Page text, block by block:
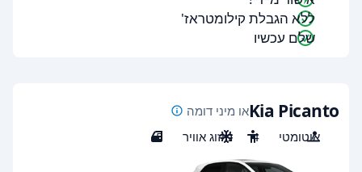
ללא הגבלת קילומטראז'
שלם עכשיו
Kia Picantoאו מיני דומה
אוטומטי
4 מיזוג אוויר 5